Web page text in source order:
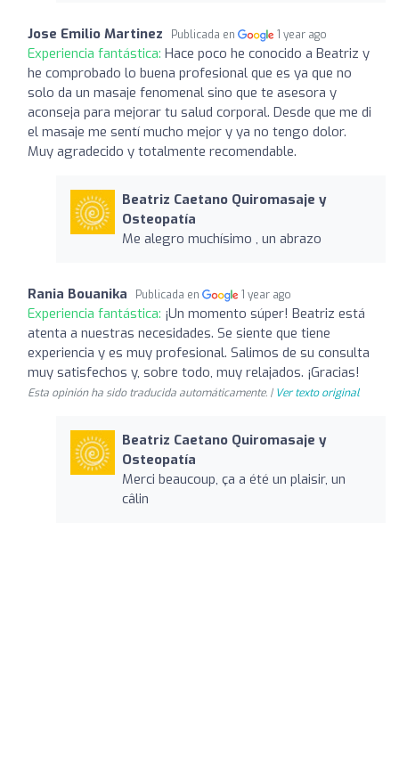
Jose Emilio Martinez Publicada en 1 year ago
Experiencia fantástica: Hace poco he conocido a Beatriz y
he comprobado lo buena profesional que es ya que no
solo da un masaje fenomenal sino que te asesora y
aconseja para mejorar tu salud corporal. Desde que me di
el masaje me sentí mucho mejor y ya no tengo dolor.
Muy agradecido y totalmente recomendable.
Beatriz Caetano Quiromasaje y
Osteopatía
Me alegro muchísimo , un abrazo
Rania Bouanika Publicada en 1 year ago
Experiencia fantástica: ¡Un momento súper! Beatriz está
atenta a nuestras necesidades. Se siente que tiene
experiencia y es muy profesional. Salimos de su consulta
muy satisfechos y, sobre todo, muy relajados. ¡Gracias!
Esta opinión ha sido traducida automáticamente. | Ver texto original
Beatriz Caetano Quiromasaje y
Osteopatía
Merci beaucoup, ça a été un plaisir, un
câlin